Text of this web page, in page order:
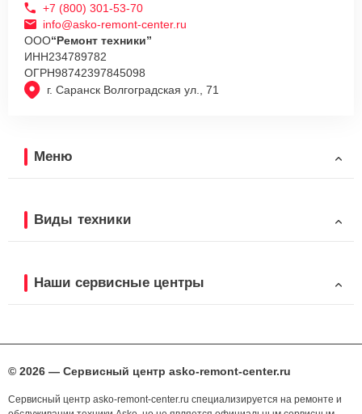
г. Саранск Волгоградская ул., 71
+7 (800) 301-53-70
info@asko-remont-center.ru
ООО“Ремонт техники”
ИНН234789782
ОГРН98742397845098
Меню
Виды техники
Наши сервисные центры
© 2026 — Сервисный центр asko-remont-center.ru
Сервисный центр asko-remont-center.ru специализируется на ремонте и